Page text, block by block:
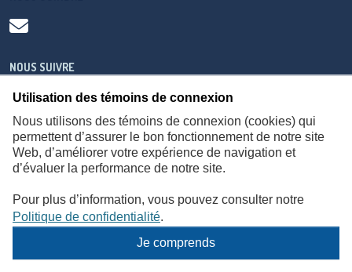
Utilisation des témoins de connexion
Nous utilisons des témoins de connexion (cookies) qui
permettent d’assurer le bon fonctionnement de notre site
Web, d’améliorer votre expérience de navigation et
d’évaluer la performance de notre site.
Pour plus d’information, vous pouvez consulter notre
Politique de confidentialité.
Je comprends
NOUS SUIVRE
À propos Accessibilité Plan du site
Consignes de sécurité
© Gouvernement du Québec,